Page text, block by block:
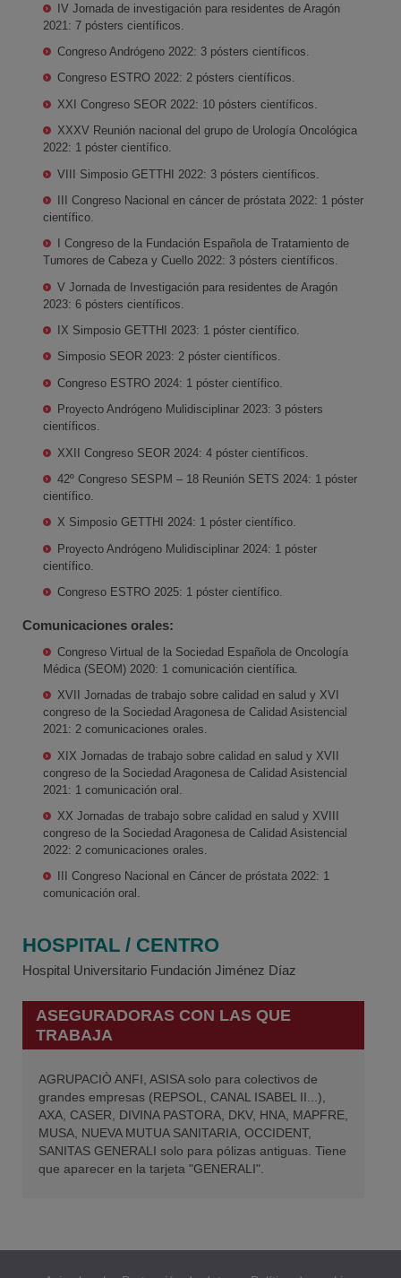
IV Jornada de investigación para residentes de Aragón
2021: 7 pósters científicos.
Congreso Andrógeno 2022: 3 pósters científicos.
Congreso ESTRO 2022: 2 pósters científicos.
XXI Congreso SEOR 2022: 10 pósters científicos.
XXXV Reunión nacional del grupo de Urología Oncológica
2022: 1 póster científico.
VIII Simposio GETTHI 2022: 3 pósters científicos.
III Congreso Nacional en cáncer de próstata 2022: 1 póster
científico.
I Congreso de la Fundación Española de Tratamiento de
Tumores de Cabeza y Cuello 2022: 3 pósters científicos.
V Jornada de Investigación para residentes de Aragón
2023: 6 pósters científicos.
IX Simposio GETTHI 2023: 1 póster científico.
Simposio SEOR 2023: 2 póster científicos.
Congreso ESTRO 2024: 1 póster científico.
Proyecto Andrógeno Mulidisciplinar 2023: 3 pósters
científicos.
XXII Congreso SEOR 2024: 4 póster científicos.
42º Congreso SESPM – 18 Reunión SETS 2024: 1 póster
científico.
X Simposio GETTHI 2024: 1 póster científico.
Proyecto Andrógeno Mulidisciplinar 2024: 1 póster
científico.
Congreso ESTRO 2025: 1 póster científico.
Comunicaciones orales:
Congreso Virtual de la Sociedad Española de Oncología
Médica (SEOM) 2020: 1 comunicación científica.
XVII Jornadas de trabajo sobre calidad en salud y XVI
congreso de la Sociedad Aragonesa de Calidad Asistencial
2021: 2 comunicaciones orales.
XIX Jornadas de trabajo sobre calidad en salud y XVII
congreso de la Sociedad Aragonesa de Calidad Asistencial
2021: 1 comunicación oral.
XX Jornadas de trabajo sobre calidad en salud y XVIII
congreso de la Sociedad Aragonesa de Calidad Asistencial
2022: 2 comunicaciones orales.
III Congreso Nacional en Cáncer de próstata 2022: 1
comunicación oral.
HOSPITAL / CENTRO
Hospital Universitario Fundación Jiménez Díaz
ASEGURADORAS CON LAS QUE
TRABAJA
AGRUPACIÒ ANFI, ASISA solo para colectivos de
grandes empresas (REPSOL, CANAL ISABEL II...),
AXA, CASER, DIVINA PASTORA, DKV, HNA, MAPFRE,
MUSA, NUEVA MUTUA SANITARIA, OCCIDENT,
SANITAS GENERALI solo para pólizas antiguas. Tiene
que aparecer en la tarjeta "GENERALI".